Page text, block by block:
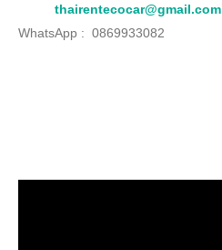
thairentecocar@gmail.com
WhatsApp : 0869933082